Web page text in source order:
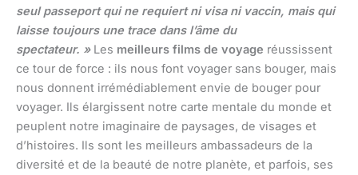
seul passeport qui ne requiert ni visa ni vaccin, mais qui
laisse toujours une trace dans l’âme du
spectateur. »Les meilleurs films de voyage réussissent
ce tour de force : ils nous font voyager sans bouger, mais
nous donnent irrémédiablement envie de bouger pour
voyager. Ils élargissent notre carte mentale du monde et
peuplent notre imaginaire de paysages, de visages et
d’histoires. Ils sont les meilleurs ambassadeurs de la
diversité et de la beauté de notre planète, et parfois, ses